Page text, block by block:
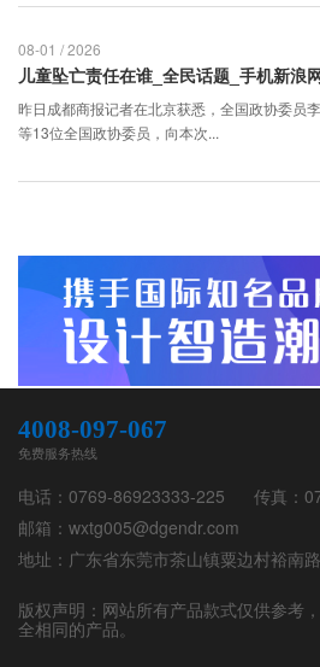
儿童坠亡责任在谁_全民话题_手机新浪
昨日成都商报记者在北京获悉，全国政协委员
等13位全国政协委员，向本次...
08-01 / 2026
电话： 0769-86923333-225 传真：
邮箱： wxtg005@dgendr.com
地址： 广东省东莞市茶山镇粟边村裕南路
版权声明：网站所有产品款式仅供参考，
全相同的产品。
4008-097-067
免费服务热线